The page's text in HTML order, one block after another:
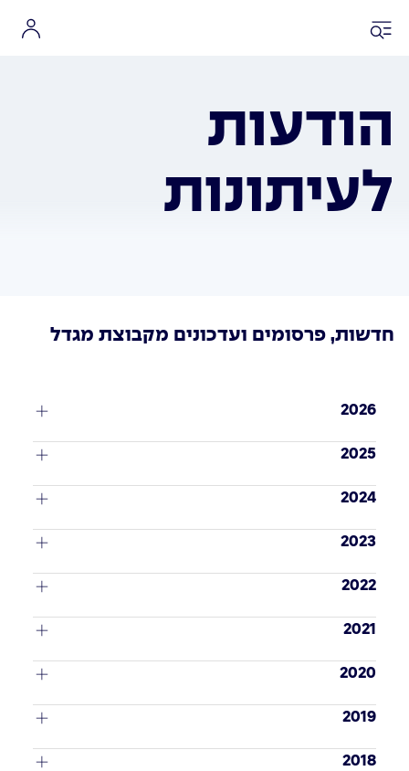
הודעות
לעיתונות
חדשות, פרסומים ועדכונים מקבוצת מגדל
2026
2025
2024
2023
2022
2021
2020
2019
2018